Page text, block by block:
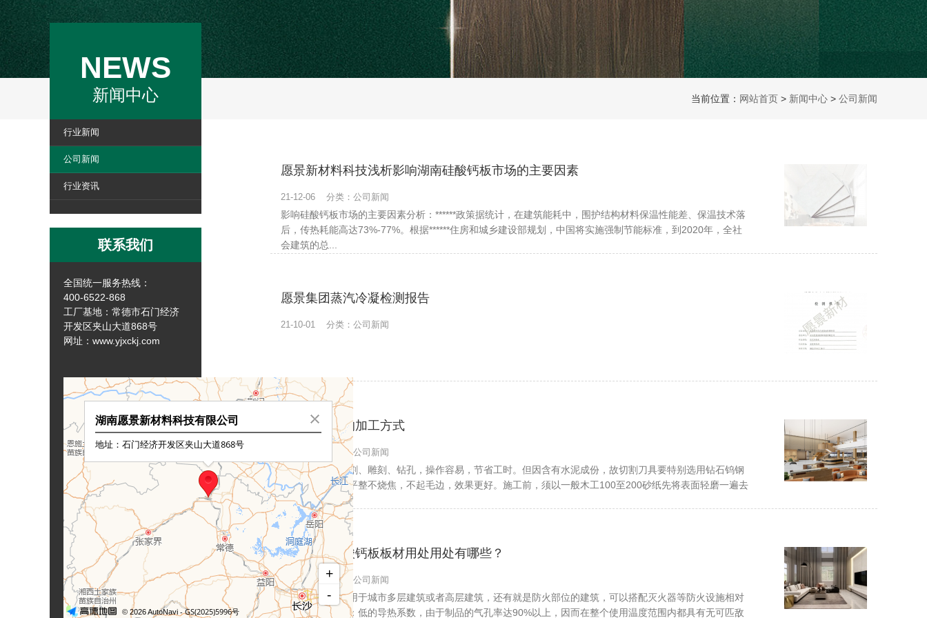
当前位置： 网站首页 > 新闻中心 > 公司新闻
NEWS
新闻中心
行业新闻
公司新闻
行业资讯
联系我们
全国统一服务热线：
400-6522-868
工厂基地：常德市石门经济
开发区夹山大道868号
网址：www.yjxckj.com
愿景新材料科技浅析影响湖南硅酸钙板市场的主要因素
21-12-06 分类：公司新闻
影响硅酸钙板市场的主要因素分析：******政策据统计，在建筑能耗中，围护结构材料保温性能差、保温技术落
后，传热耗能高达73%-77%。根据******住房和城乡建设部规划，中国将实施强制节能标准，到2020年，全社
会建筑的总...
愿景集团蒸汽冷凝检测报告
21-10-01 分类：公司新闻
湖南雪岩板的加工方式
21-09-24 分类：公司新闻
湖南雪岩板可切割、雕刻、钻孔，操作容易，节省工时。但因含有水泥成份，故切割刀具要特别选用钻石钨钢
锯片，切口才会平整不烧焦，不起毛边，效果更好。施工前，须以一般木工100至200砂纸先将表面轻磨一遍去
除表面脏...
了解高温硅酸钙板板材用处用处有哪些？
21-09-17 分类：公司新闻
耐高温硅酸钙板用于城市多层建筑或者高层建筑，还有就是防火部位的建筑，可以搭配灭火器等防火设施相对
应，具体了解下：低的导热系数，由于制品的气孔率达90%以上，因而在整个使用温度范围内都具有无可匹敌